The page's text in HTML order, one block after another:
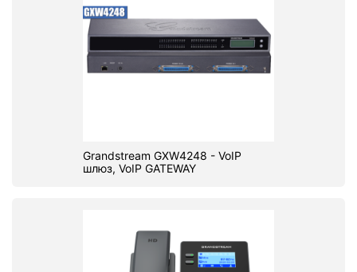
Grandstream GXW4248 - VoIP
шлюз, VoIP GATEWAY